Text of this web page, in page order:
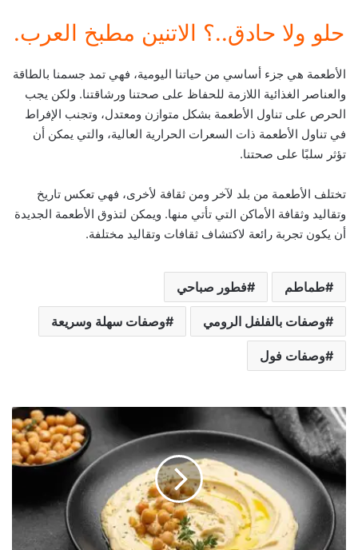
حلو ولا حادق..؟ الاتنين مطبخ العرب.
الأطعمة هي جزء أساسي من حياتنا اليومية، فهي تمد جسمنا بالطاقة
والعناصر الغذائية اللازمة للحفاظ على صحتنا ورشاقتنا. ولكن يجب
الحرص على تناول الأطعمة بشكل متوازن ومعتدل، وتجنب الإفراط
في تناول الأطعمة ذات السعرات الحرارية العالية، والتي يمكن أن
تؤثر سلبًا على صحتنا.
تختلف الأطعمة من بلد لآخر ومن ثقافة لأخرى، فهي تعكس تاريخ
وتقاليد وثقافة الأماكن التي تأتي منها. ويمكن لتذوق الأطعمة الجديدة
أن يكون تجربة رائعة لاكتشاف ثقافات وتقاليد مختلفة.
طماطم فطور صباحي
وصفات بالفلفل الرومي وصفات سهلة وسريعة
وصفات فول
ا
ل
ح
م
ص
ب